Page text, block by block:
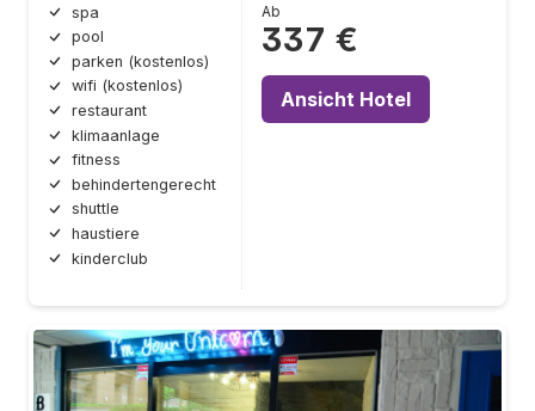
spa
pool
parken (kostenlos)
wifi (kostenlos)
restaurant
klimaanlage
fitness
behindertengerecht
shuttle
haustiere
kinderclub
Ab
337 €
Ansicht Hotel